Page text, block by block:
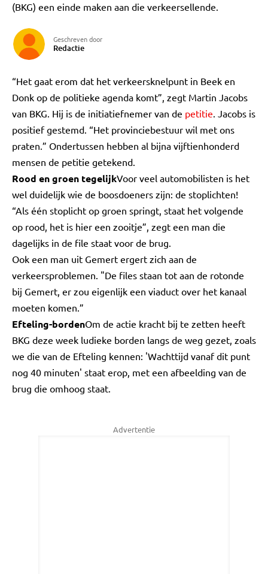
(BKG) een einde maken aan die verkeersellende.
Geschreven door
Redactie
“Het gaat erom dat het verkeersknelpunt in Beek en
Donk op de politieke agenda komt”, zegt Martin Jacobs
van BKG. Hij is de initiatiefnemer van de petitie. Jacobs is
positief gestemd. “Het provinciebestuur wil met ons
praten.” Ondertussen hebben al bijna vijftienhonderd
mensen de petitie getekend.
Rood en groen tegelijkVoor veel automobilisten is het
wel duidelijk wie de boosdoeners zijn: de stoplichten!
“Als één stoplicht op groen springt, staat het volgende
op rood, het is hier een zooitje”, zegt een man die
dagelijks in de file staat voor de brug.
Ook een man uit Gemert ergert zich aan de
verkeersproblemen. "De files staan tot aan de rotonde
bij Gemert, er zou eigenlijk een viaduct over het kanaal
moeten komen.”
Efteling-bordenOm de actie kracht bij te zetten heeft
BKG deze week ludieke borden langs de weg gezet, zoals
we die van de Efteling kennen: 'Wachttijd vanaf dit punt
nog 40 minuten' staat erop, met een afbeelding van de
brug die omhoog staat.
Advertentie